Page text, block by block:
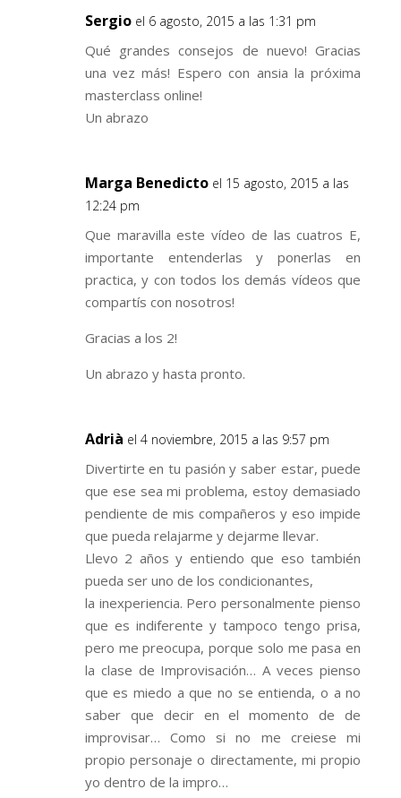
Sergio el 6 agosto, 2015 a las 1:31 pm
Qué grandes consejos de nuevo! Gracias
una vez más! Espero con ansia la próxima
masterclass online!
Un abrazo
Marga Benedicto el 15 agosto, 2015 a las
12:24 pm
Que maravilla este vídeo de las cuatros E,
importante entenderlas y ponerlas en
practica, y con todos los demás vídeos que
compartís con nosotros!
Gracias a los 2!
Un abrazo y hasta pronto.
Adrià el 4 noviembre, 2015 a las 9:57 pm
Divertirte en tu pasión y saber estar, puede
que ese sea mi problema, estoy demasiado
pendiente de mis compañeros y eso impide
que pueda relajarme y dejarme llevar.
Llevo 2 años y entiendo que eso también
pueda ser uno de los condicionantes,
la inexperiencia. Pero personalmente pienso
que es indiferente y tampoco tengo prisa,
pero me preocupa, porque solo me pasa en
la clase de Improvisación… A veces pienso
que es miedo a que no se entienda, o a no
saber que decir en el momento de de
improvisar… Como si no me creiese mi
propio personaje o directamente, mi propio
yo dentro de la impro…